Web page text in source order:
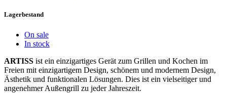
Lagerbestand
On sale
In stock
ARTISS ist ein einzigartiges Gerät zum Grillen und Kochen im
Freien mit einzigartigem Design, schönem und modernem Design,
Ästhetik und funktionalen Lösungen. Dies ist ein vielseitiger und
angenehmer Außengrill zu jeder Jahreszeit.